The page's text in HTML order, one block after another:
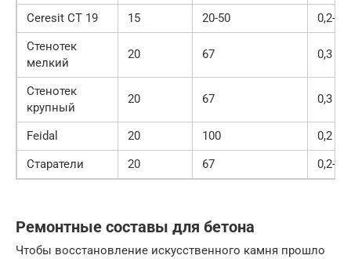
Ceresit CT 19
15 20-50
0,2-0,5
Стенотек
мелкий
20 67 0,3
Стенотек
крупный
20 67 0,3
Feidal 20 100
0,2
Старатели
20 67 0,2-0,3
Ремонтные составы для бетона
Чтобы восстановление искусственного камня прошло